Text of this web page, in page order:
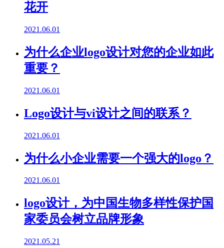
花开
2021.06.01
为什么企业logo设计对您的企业如此
重要？
2021.06.01
Logo设计与vi设计之间的联系？
2021.06.01
为什么小企业需要一个强大的logo？
2021.06.01
logo设计，为中国生物多样性保护国
家委员会树立品牌形象
2021.05.21